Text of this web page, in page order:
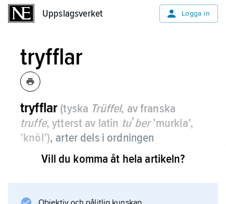
Uppslagsverket Logga in
tryfflar
tryfflar (tyska Trüffel, av franska
truffe, ytterst av latin tuʹber’murkla’,
’knöl’), arter dels i ordningen
tryffelsvampar (
Tuberaʹles
) bland
sporsäckssvamparna, dels bland
Vill du komma åt hela artikeln?